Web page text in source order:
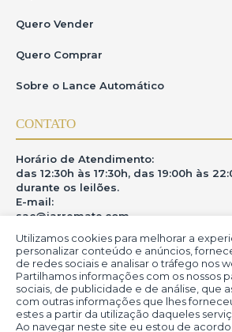
Utilizamos cookies para melhorar a
personalizar conteúdo e anúncios,
de redes sociais e analisar o tráfego nos
Partilhamos informações com os nossos
sociais, de publicidade e de análise, que
com outras informações que lhes
estes a partir da utilização daqueles
Ao navegar neste site eu estou de
Quero Vender
Quero Comprar
Sobre o Lance Automático
CONTATO
Horário de Atendimento:
das 12:30h às 17:30h, das 19:00h às
durante os leilões.
E-mail:
sac@iarremate.com
ONDE ESTAMOS
R. Heitor Modesto, 28 - Estação São
CEP: 37470-000